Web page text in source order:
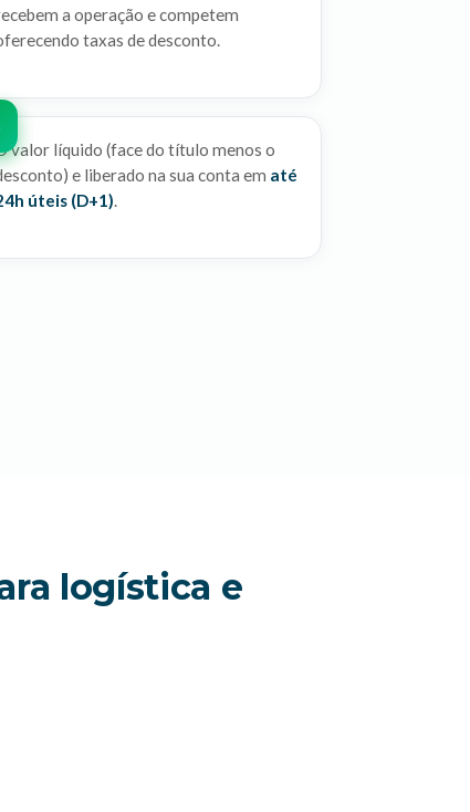
a operação e competem
taxas de desconto.
valor líquido (face do título menos o
e liberado na sua conta em até
úteis (D+1).
logística e